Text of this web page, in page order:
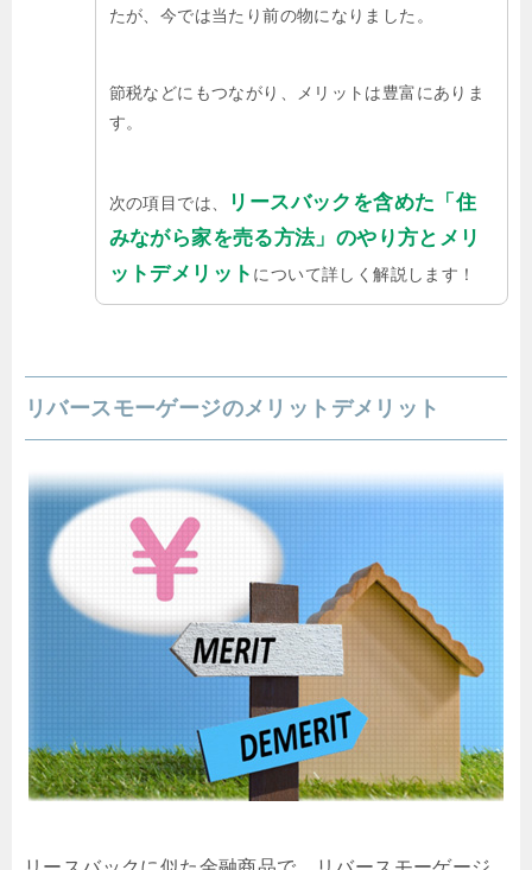
たが、今では当たり前の物になりました。
節税などにもつながり、メリットは豊富にありま
す。
次の項目では、
リースバックを含めた「住
みながら家を売る方法」のやり方とメリ
ットデメリット について詳しく解説します！
リバースモーゲージのメリットデメリット